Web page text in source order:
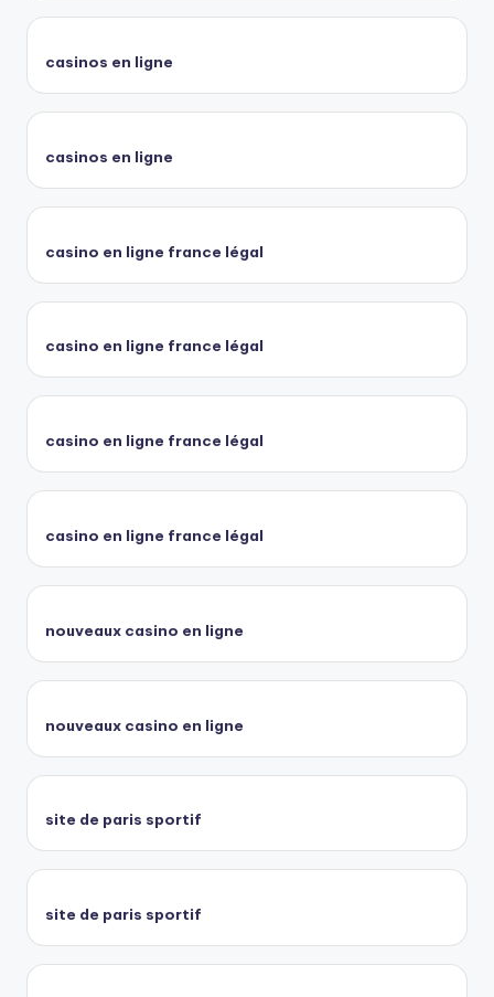
casinos en ligne
casinos en ligne
casino en ligne france légal
casino en ligne france légal
casino en ligne france légal
casino en ligne france légal
nouveaux casino en ligne
nouveaux casino en ligne
site de paris sportif
site de paris sportif